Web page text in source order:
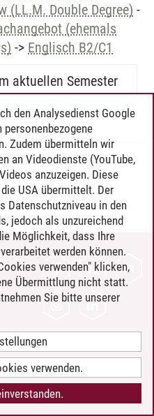
(LL.M. Double Degree) -
(ehemals
-> Englisch B2/C1
aktuellen Semester
den Analysedienst Google
Zudem übermitteln wir
an Videodienste (YouTube,
anzuzeigen. Diese
USA übermittelt. Der
Datenschutzniveau in den
jedoch als unzureichend
Möglichkeit, dass Ihre
werden können.
verwenden" klicken,
Übermittlung nicht statt.
Sie bitte unserer
verwenden.